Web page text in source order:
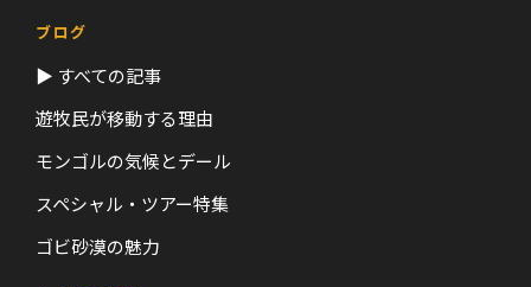
ブログ
▶ すべての記事
遊牧民が移動する理由
モンゴルの気候とデール
スペシャル・ツアー特集
ゴビ砂漠の魅力